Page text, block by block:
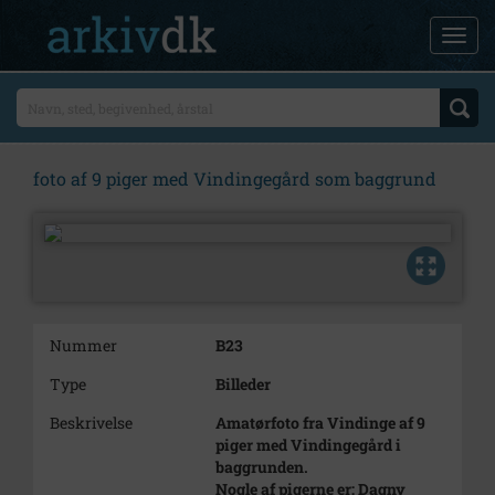
foto af 9 piger med Vindingegård som baggrund
Nummer
B23
Type
Billeder
Beskrivelse
Amatørfoto fra Vindinge af 9
piger med Vindingegård i
baggrunden.
Nogle af pigerne er: Dagny